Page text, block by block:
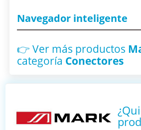
Navegador inteligente
👉 Ver más productos
categoría Conectores